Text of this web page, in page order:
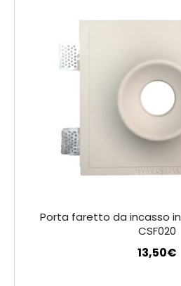
Porta faretto da incasso
CSF020
13,50€